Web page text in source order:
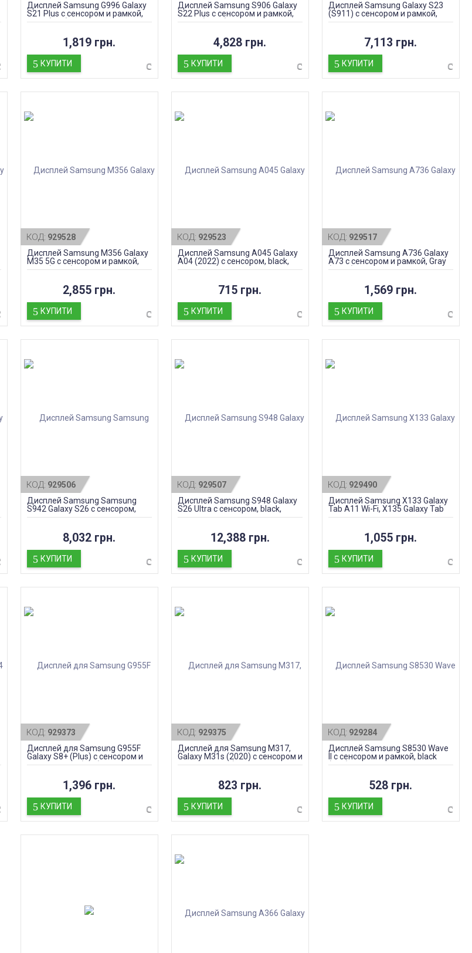
Дисплей Samsung G996 Galaxy
S21 Plus с сенсором и рамкой,
black (TFT)
1,819 грн.
КУПИТИ
Дисплей Samsung S906 Galaxy
S22 Plus с сенсором и рамкой,
Green (OLED)
4,828 грн.
КУПИТИ
Дисплей Samsung Galaxy S23
(S911) с сенсором и рамкой,
Lavender Light, оригинал
7,113 грн.
КУПИТИ
КОД: 929528
Дисплей Samsung M356 Galaxy
M35 5G с сенсором и рамкой,
black (OLED)
2,855 грн.
КУПИТИ
КОД: 929523
Дисплей Samsung A045 Galaxy
A04 (2022) с сенсором, black,
оригинал
715 грн.
КУПИТИ
КОД: 929517
Дисплей Samsung A736 Galaxy
A73 с сенсором и рамкой, Gray
(OLED)
1,569 грн.
КУПИТИ
КОД: 929506
Дисплей Samsung Samsung
S942 Galaxy S26 с сенсором,
black, оригинал
8,032 грн.
КУПИТИ
КОД: 929507
Дисплей Samsung S948 Galaxy
S26 Ultra с сенсором, black,
оригинал
12,388 грн.
КУПИТИ
КОД: 929490
Дисплей Samsung X133 Galaxy
Tab A11 Wi-Fi, X135 Galaxy Tab
A11 LTE, с сенсором, black
1,055 грн.
КУПИТИ
КОД: 929373
Дисплей для Samsung G955F
Galaxy S8+ (Plus) с сенсором и
рамкой, black (TFT)
1,396 грн.
КУПИТИ
КОД: 929375
Дисплей для Samsung M317,
Galaxy M31s (2020) с сенсором и
рамкой, black (TFT)
823 грн.
КУПИТИ
КОД: 929284
Дисплей Samsung S8530 Wave
II с сенсором и рамкой, black
(TFT)
528 грн.
КУПИТИ